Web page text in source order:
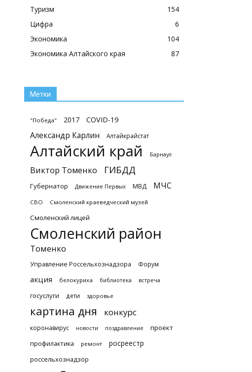
Туризм
154
Цифра
6
Экономика
104
Экономика Алтайского края
87
Метки
"Победа" 2017 COVID-19
Александр Карлин Алтайкрайстат
Алтайский край Барнаул
Виктор Томенко ГИБДД
Губернатор Движение Первых МВД МЧС
СВО Смоленский краеведческий музей
Смоленский лицей
Смоленский район
Томенко
Управление Россельхознадзора Форум
акция белокуриха библиотека встреча
госуслуги дети здоровье
картина дня конкурс
коронавирус новости поздравление
проект
профилактика
ремонт росреестр
россельхознадзор